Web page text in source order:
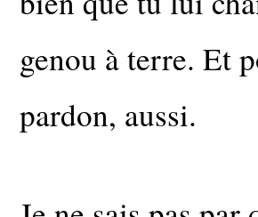
genou à terre. Et
pardon, aussi.